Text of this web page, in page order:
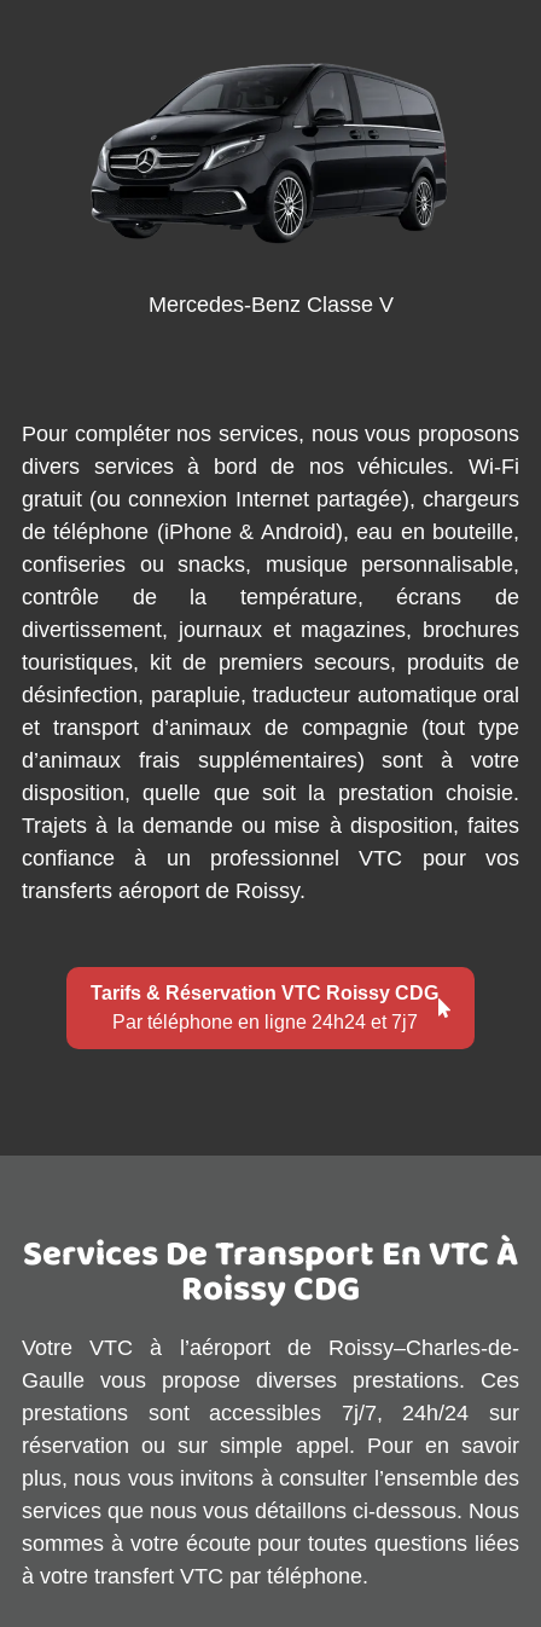
Mercedes-Benz Classe V
Pour compléter nos services, nous vous proposons
divers services à bord de nos véhicules. Wi-Fi
gratuit (ou connexion Internet partagée), chargeurs
de téléphone (iPhone & Android), eau en bouteille,
confiseries ou snacks, musique personnalisable,
contrôle de la température, écrans de
divertissement, journaux et magazines, brochures
touristiques, kit de premiers secours, produits de
désinfection, parapluie, traducteur automatique oral
et transport d’animaux de compagnie (tout type
d’animaux frais supplémentaires) sont à votre
disposition, quelle que soit la prestation choisie.
Trajets à la demande ou mise à disposition, faites
confiance à un professionnel VTC pour vos
transferts aéroport de Roissy.
Tarifs & Réservation VTC Roissy CDG
Par téléphone en ligne 24h24 et 7j7
Services De Transport En VTC À
Roissy CDG
Votre VTC à l’aéroport de Roissy–Charles-de-
Gaulle vous propose diverses prestations. Ces
prestations sont accessibles 7j/7, 24h/24 sur
réservation ou sur simple appel. Pour en savoir
plus, nous vous invitons à consulter l’ensemble des
services que nous vous détaillons ci-dessous. Nous
sommes à votre écoute pour toutes questions liées
à votre transfert VTC par téléphone.